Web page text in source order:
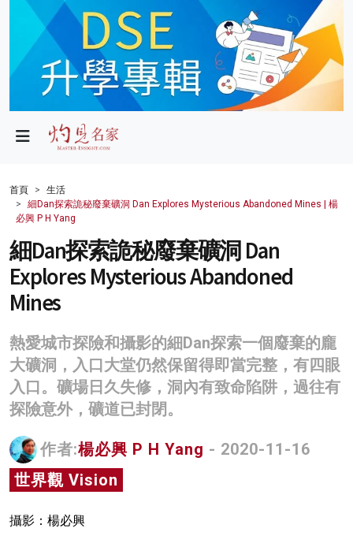
政局
財經
生活
健康
商業
科技
影片
名家榜
灼見活動
關於我們
首頁
生活
細Dan探索詭秘廢棄礦洞 Dan Explores Mysterious Abandoned Mines | 楊
必興 P H Yang
細Dan探索詭秘廢棄礦洞 Dan
Explores Mysterious Abandoned
Mines
熱愛城市探險和攝影的細Dan探索一個廢棄的龐
大礦洞，入口大堂仍然保留得即當完整，有四眼
入口。礦場日久失修，洞內有致命陷阱，過往有
探險意外，礦道已封閉。
作者:楊必興 P H Yang - 2020-11-16
世界觀 Vision
攝影：楊必興